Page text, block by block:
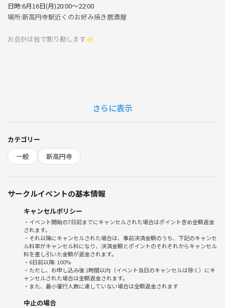
日時:6月16日(月)20:00〜22:00
場所:新高円寺駅近くのお好み焼き居酒屋
お会計は皆で割り勘します🌟
さらに表示
カテゴリー
一般
新高円寺
サークルイベントの基本情報
キャンセルポリシー
・イベント開始の7日前までにキャンセルされた場合はポイント含め全額返金
されます。
・それ以降にキャンセルされた場合は、事前決済金額のうち、下記のキャンセ
ル料率がキャンセル料になり、決済金額とポイントのそれぞれからキャンセル
料を差し引いた金額が返金されます。
・6日前以降: 100%
・ただし、お申し込み後 1時間以内（イベント当日のキャンセルは除く）にキ
ャンセルされた場合は全額返金されます。
・また、最小催行人数に達していない場合は全額返金されます
中止の場合